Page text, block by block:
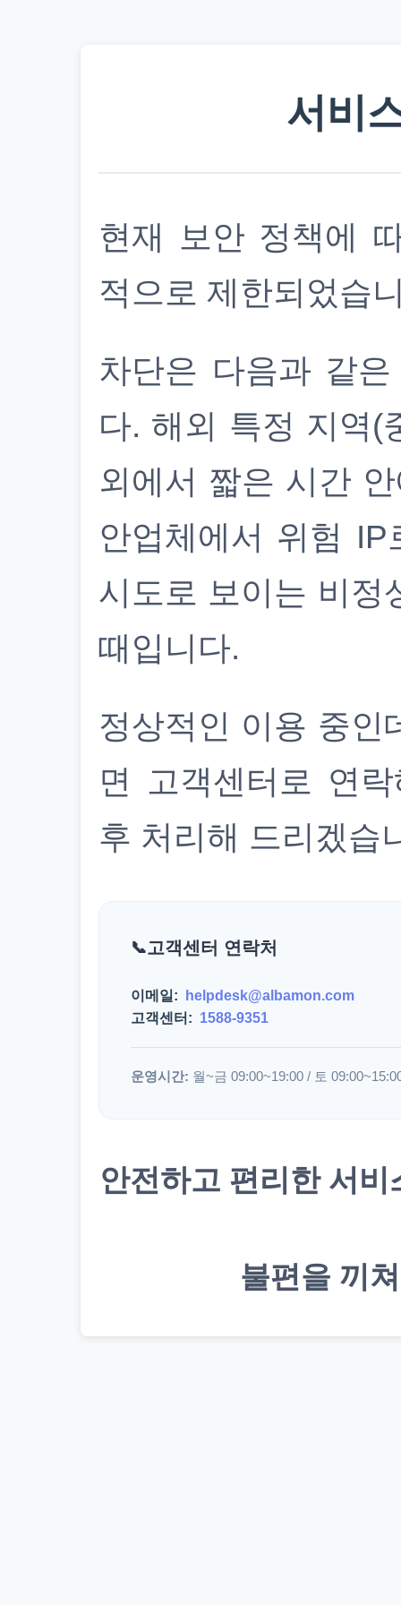
서비
현재 보안 정책에
적으로 제한되었습
차단은 다음과 같
다. 해외 특정 지역(
외에서 짧은 시간
안업체에서 위험
시도로 보이는 비정
때입니다.
정상적인 이용 중인
면 고객센터로 연
후 처리해 드리겠습
고객센터 연락처
이메일:
helpdesk@albamon.com
고객센터: 1588-9351
운영시간: 월~금 09:00~19:00 / 토
안전하고 편리한 서
불편을 끼